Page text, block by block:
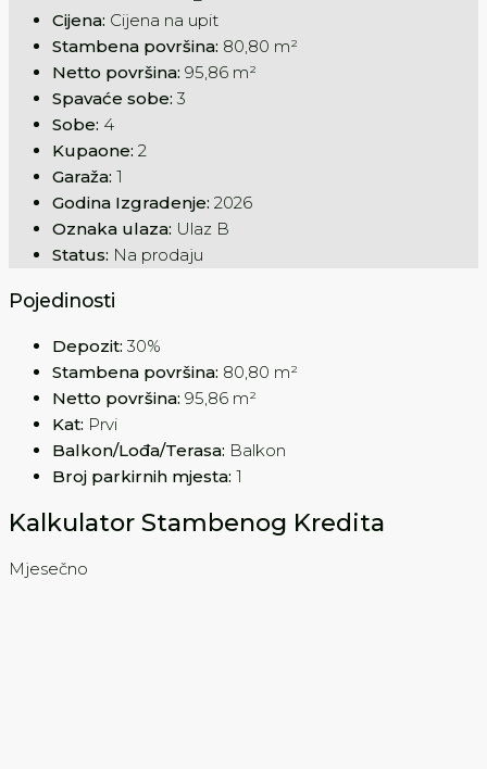
Cijena: Cijena na upit
Stambena površina: 80,80 m²
Netto površina: 95,86 m²
Spavaće sobe: 3
Sobe: 4
Kupaone: 2
Garaža: 1
Godina Izgradenje: 2026
Oznaka ulaza: Ulaz B
Status: Na prodaju
Pojedinosti
Depozit: 30%
Stambena površina: 80,80 m²
Netto površina: 95,86 m²
Kat: Prvi
Balkon/Lođa/Terasa: Balkon
Broj parkirnih mjesta: 1
Kalkulator Stambenog Kredita
Mjesečno